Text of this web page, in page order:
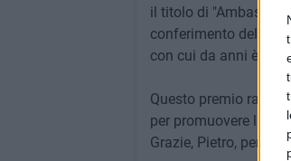
il titolo di
conferimento del
con cui da anni è
Questo premio
per promuovere la
Grazie, Pietro, per